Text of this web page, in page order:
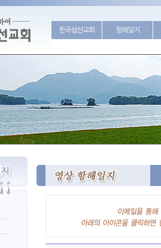
한국섬선교회 항해일지